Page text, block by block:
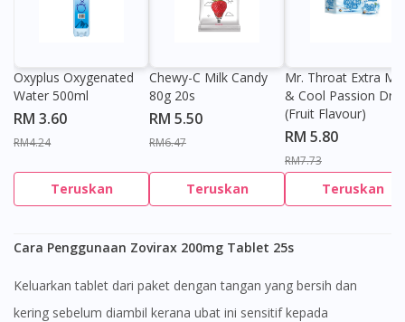
Oxyplus Oxygenated
Water 500ml
RM 3.60
RM4.24
Teruskan
Chewy-C Milk Candy
80g 20s
RM 5.50
RM6.47
Teruskan
Mr. Throat Extra
& Cool Passion
(Fruit Flavour)
RM 5.80
RM7.73
Teruskan
Cara Penggunaan Zovirax 200mg Tablet 25s
Keluarkan tablet dari paket dengan tangan yang bersih dan
kering sebelum diambil kerana ubat ini sensitif kepada